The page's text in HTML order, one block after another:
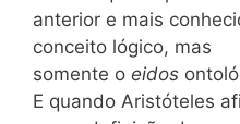
anterior e mais
conceito lógico, mas
somente o eidos
E quando Aristóteles